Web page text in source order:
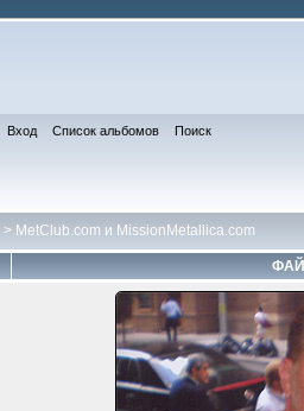
Вход Список альбомов Поиск
> MetClub.com и MissionMetallica.com